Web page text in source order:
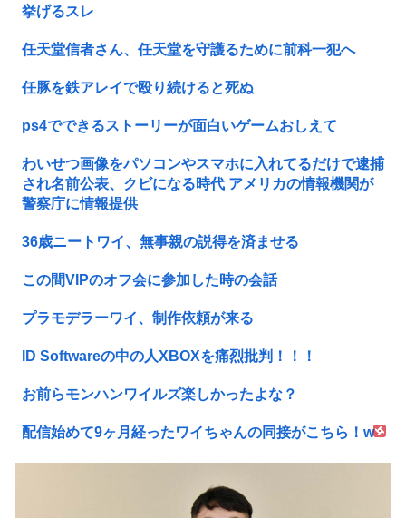
挙げるスレ
任天堂信者さん、任天堂を守護るために前科一犯へ
任豚を鉄アレイで殴り続けると死ぬ
ps4でできるストーリーが面白いゲームおしえて
わいせつ画像をパソコンやスマホに入れてるだけで逮捕
され名前公表、クビになる時代 アメリカの情報機関が
警察庁に情報提供
36歳ニートワイ、無事親の説得を済ませる
この間VIPのオフ会に参加した時の会話
プラモデラーワイ、制作依頼が来る
ID Softwareの中の人XBOXを痛烈批判！！！
お前らモンハンワイルズ楽しかったよな？
配信始めて9ヶ月経ったワイちゃんの同接がこちら！w